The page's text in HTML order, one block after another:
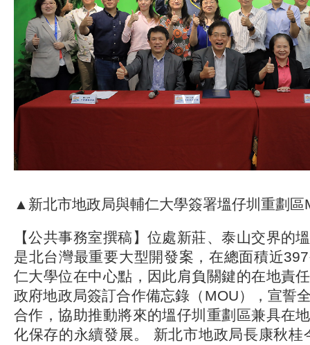
▲新北市地政局與輔仁大學簽署塭仔圳重劃區
【公共事務室撰稿】位處新莊、泰山交界的
是北台灣最重要大型開發案，在總面積近
仁大學位在中心點，因此肩負關鍵的在地責
政府地政局簽訂合作備忘錄（MOU），宣誓
合作，協助推動將來的塭仔圳重劃區兼具在
化保存的永續發展。 新北市地政局長康秋桂